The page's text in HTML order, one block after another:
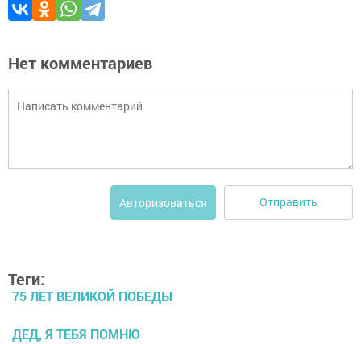
Нет комментариев
Авторизоваться Отправить
Теги:
75 ЛЕТ ВЕЛИКОЙ ПОБЕДЫ
ДЕД, Я ТЕБЯ ПОМНЮ